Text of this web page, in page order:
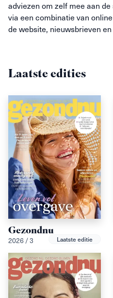
adviezen om zelf mee aan
via een combinatie van
de website, nieuwsbrieven
Laatste edities
Gezondnu
2026 / 3 Laatste editie